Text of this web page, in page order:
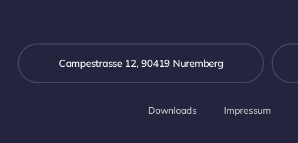
Campestrasse 12, 90419 Nuremberg
Downloads Impressum